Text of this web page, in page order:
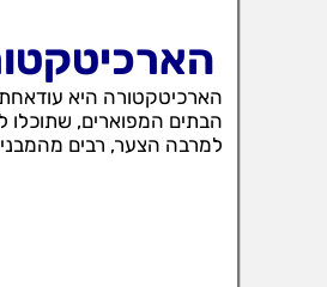
הארכיטקטורה היא
הבתים המפוארים,
למרבה הצער, רבים